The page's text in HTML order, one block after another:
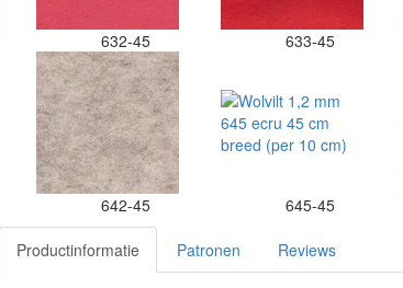
632-45 633-45
642-45 645-45
Productinformatie Patronen Reviews